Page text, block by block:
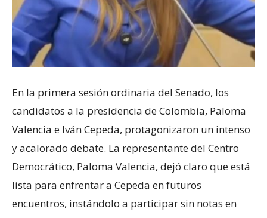
En la primera sesión ordinaria del Senado, los
candidatos a la presidencia de Colombia, Paloma
Valencia e Iván Cepeda, protagonizaron un intenso
y acalorado debate. La representante del Centro
Democrático, Paloma Valencia, dejó claro que está
lista para enfrentar a Cepeda en futuros
encuentros, instándolo a participar sin notas en